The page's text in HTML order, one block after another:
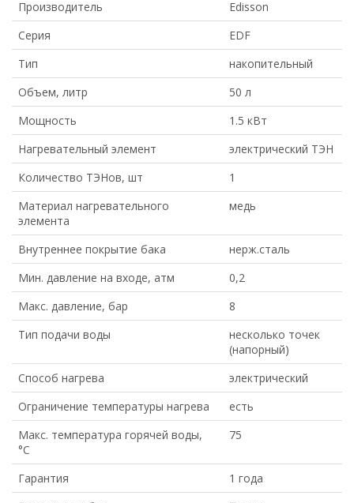
Производитель
Edisson
Серия
EDF
Тип
накопительный
Объем, литр
50 л
Мощность
1.5 кВт
Нагревательный элемент
электрический ТЭН
Количество ТЭНов, шт
1
Материал нагревательного
элемента
медь
Внутреннее покрытие бака
нерж.сталь
Мин. давление на входе, атм
0,2
Макс. давление, бар
8
Тип подачи воды
несколько точек
(напорный)
Способ нагрева
электрический
Ограничение температуры нагрева
есть
Макс. температура горячей воды,
°С
75
Гарантия
1 года